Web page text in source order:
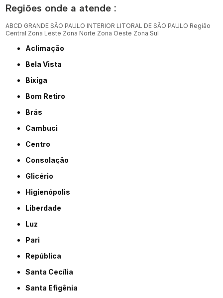
Regiões onde a atende :
ABCD GRANDE SÃO PAULO INTERIOR LITORAL DE SÃO PAULO Região
Central Zona Leste Zona Norte Zona Oeste Zona Sul
Aclimação
Bela Vista
Bixiga
Bom Retiro
Brás
Cambuci
Centro
Consolação
Glicério
Higienópolis
Liberdade
Luz
Pari
República
Santa Cecília
Santa Efigênia